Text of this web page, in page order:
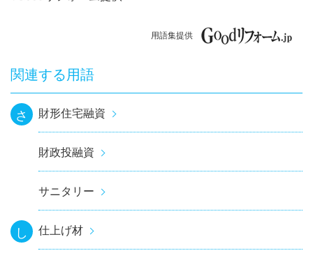
シ
ン
用語集提供
関連する用語
さ 財形住宅融資
財政投融資
サニタリー
し 仕上げ材